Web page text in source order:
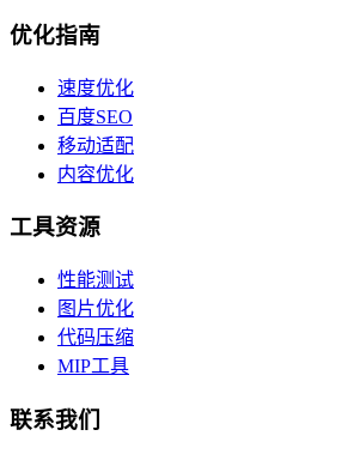
优化指南
速度优化
百度SEO
移动适配
内容优化
工具资源
性能测试
图片优化
代码压缩
MIP工具
联系我们